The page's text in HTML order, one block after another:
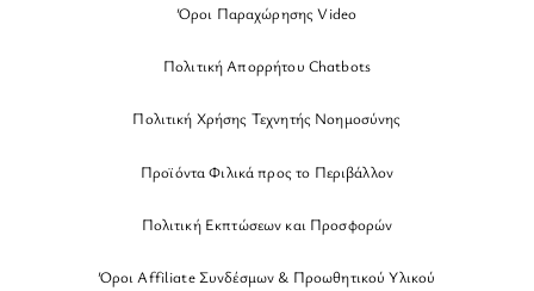
Όροι Παραχώρησης Video
Πολιτική Απορρήτου Chatbots
Πολιτική Χρήσης Τεχνητής Νοημοσύνης
Προϊόντα Φιλικά προς το Περιβάλλον
Πολιτική Εκπτώσεων και Προσφορών
Όροι Affiliate Συνδέσμων & Προωθητικού Υλικού